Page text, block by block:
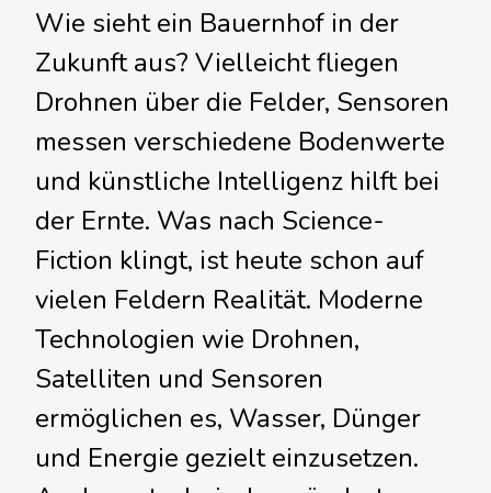
Wie sieht ein Bauernhof in der
Zukunft aus? Vielleicht fliegen
Drohnen über die Felder, Sensoren
messen verschiedene Bodenwerte
und künstliche Intelligenz hilft bei
der Ernte. Was nach Science-
Fiction klingt, ist heute schon auf
vielen Feldern Realität. Moderne
Technologien wie Drohnen,
Satelliten und Sensoren
ermöglichen es, Wasser, Dünger
und Energie gezielt einzusetzen.